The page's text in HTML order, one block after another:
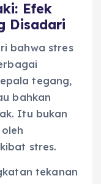
Efek
Disadari
bahwa stres
tegang,
bahkan
Itu bukan
stres.
tekanan